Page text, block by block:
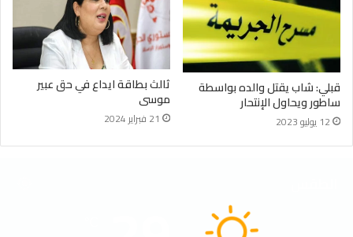
قبلي: شاب يقتل والده بواسطة
ساطور ويحاول الإنتحار
12 يوليو 2023
ثالث بطاقة ايداع في حق عبير
موسى
21 فبراير 2024